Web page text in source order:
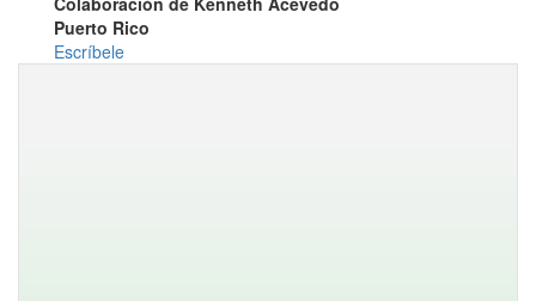
Puerto Rico
Escríbele